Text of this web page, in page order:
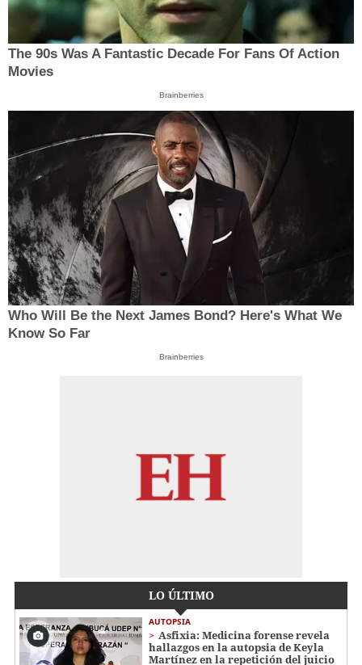
The 90s Was A Fantastic Decade For Fans Of Action
Movies
Brainberries
Who Will Be the Next James Bond? Here's What We
Know So Far
Brainberries
LO ÚLTIMO
AUTOPSIA
Asfixia: Medicina forense revela
hallazgos en la autopsia de Keyla
Martínez en la repetición del juicio